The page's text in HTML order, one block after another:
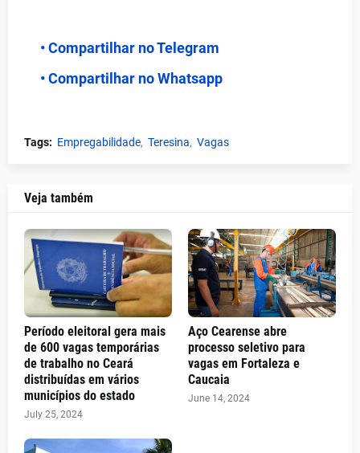
• Compartilhar no Telegram
• Compartilhar no Whatsapp
Tags: Empregabilidade Teresina Vagas
Veja também
Período eleitoral gera mais
de 600 vagas temporárias
de trabalho no Ceará
distribuídas em vários
municípios do estado
July 25, 2024
Aço Cearense abre
processo seletivo para
vagas em Fortaleza e
Caucaia
June 14, 2024